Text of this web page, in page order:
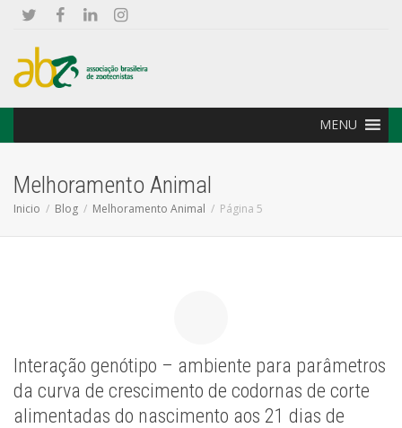
MENU
Melhoramento Animal
Inicio Blog Melhoramento Animal Página 5
Interação genótipo – ambiente para parâmetros
da curva de crescimento de codornas de corte
alimentadas do nascimento aos 21 dias de